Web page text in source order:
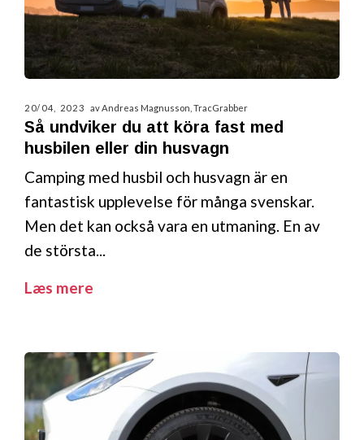
20/04, 2023 av Andreas Magnusson, TracGrabber
Så undviker du att köra fast med
husbilen eller din husvagn
Camping med husbil och husvagn är en
fantastisk upplevelse för många svenskar.
Men det kan också vara en utmaning. En av
de största...
Læs mere